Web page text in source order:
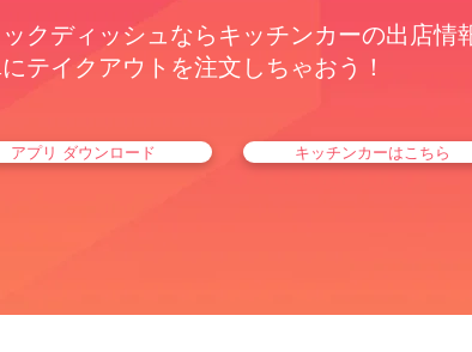
クディッシュならキッチンカーの出店情
テイクアウトを注文しちゃおう！
アプリ ダウンロード キッチンカーはこちら